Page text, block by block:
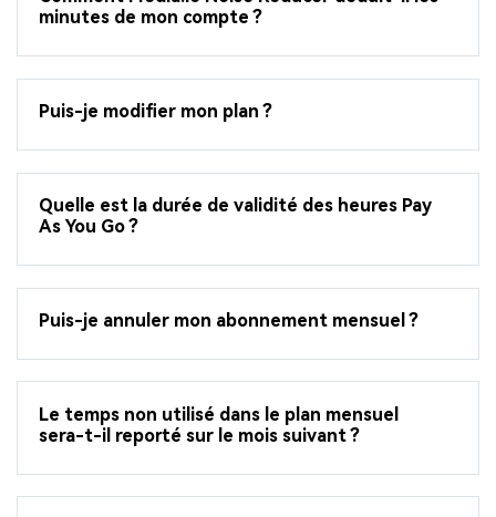
minutes de mon compte ?
Puis-je modifier mon plan ?
Quelle est la durée de validité des heures Pay
As You Go ?
Puis-je annuler mon abonnement mensuel ?
Le temps non utilisé dans le plan mensuel
sera-t-il reporté sur le mois suivant ?